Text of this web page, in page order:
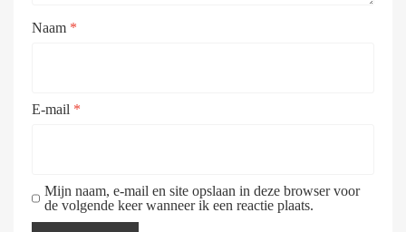
Naam *
E-mail *
Mijn naam, e-mail en site opslaan in deze browser voor
de volgende keer wanneer ik een reactie plaats.